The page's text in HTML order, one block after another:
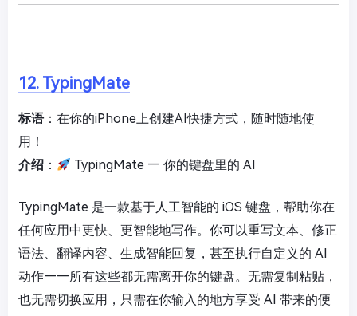
12. TypingMate
标语：在你的iPhone上创建AI快捷方式，随时随地使
用！
介绍 ： TypingMate — 你的键盘里的 AI
TypingMate 是一款基于人工智能的 iOS 键盘，帮助你在
任何应用中更快、更智能地写作。你可以重写文本、修正
语法、翻译内容、生成智能回复，甚至执行自定义的 AI
动作——所有这些都无需离开你的键盘。无需复制粘贴，
也无需切换应用，只需在你输入的地方享受 AI 带来的便